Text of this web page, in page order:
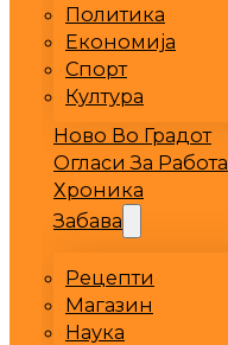
Политика
Економија
Спорт
Култура
Ново Во Градот
Огласи За Работа
Хроника
Забава
Рецепти
Магазин
Наука